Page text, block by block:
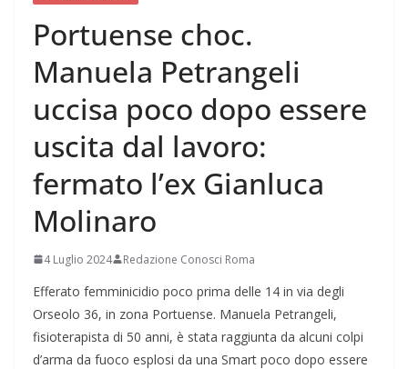
Portuense choc.
Manuela Petrangeli
uccisa poco dopo essere
uscita dal lavoro:
fermato l’ex Gianluca
Molinaro
4 Luglio 2024 Redazione Conosci Roma
Efferato femminicidio poco prima delle 14 in via degli
Orseolo 36, in zona Portuense. Manuela Petrangeli,
fisioterapista di 50 anni, è stata raggiunta da alcuni colpi
d’arma da fuoco esplosi da una Smart poco dopo essere